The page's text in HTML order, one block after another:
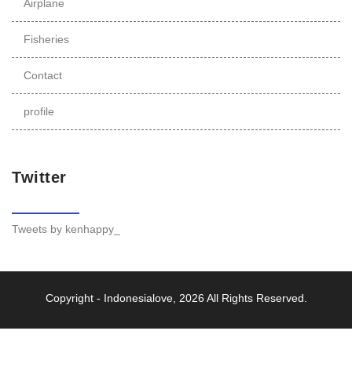
Airplane
Fisheries
Contact
profile
Twitter
Tweets by kenhappy_
Copyright - Indonesialove, 2026 All Rights Reserved.